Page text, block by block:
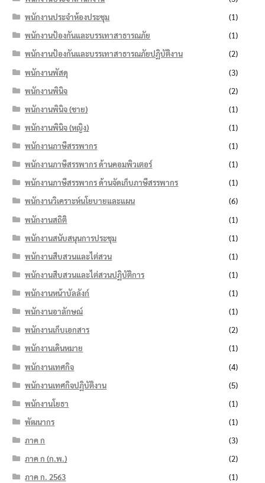
พนักงานประจำห้องประชุม
(1)
พนักงานป้องกันและบรรเทาสาธารณภัย
(1)
พนักงานป้องกันและบรรเทาสาธารณภัยปฏิบัติงาน
(2)
พนักงานพัสดุ
(3)
พนักงานพินิจ
(2)
พนักงานพินิจ (ชาย)
(1)
พนักงานพินิจ (หญิง)
(1)
พนักงานภาษีสรรพากร
(1)
พนักงานภาษีสรรพากร ด้านคอมพิวเตอร์
(1)
พนักงานภาษีสรรพากร ด้านจัดเก็บภาษีสรรพากร
(1)
พนักงานวิเคราะห์นโยบายและแผน
(6)
พนักงานสถิติ
(1)
พนักงานสนับสนุนการประชุม
(1)
พนักงานสืบสวนและไต่สวน
(1)
พนักงานสืบสวนและไต่สวนปฏิบัติการ
(1)
พนักงานหน้าบัลลังก์
(1)
พนักงานอาลักษณ์
(1)
พนักงานเก็บเอกสาร
(2)
พนักงานเดินหมาย
(1)
พนักงานเทศกิจ
(4)
พนักงานเทศกิจปฏิบัติงาน
(5)
พนักงานโยธา
(1)
พัฒนากร
(1)
ภาค ก
(3)
ภาค ก (ก.พ.)
(2)
ภาค ก. 2563
(1)